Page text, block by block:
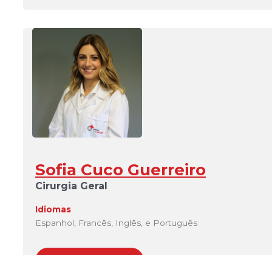
Sofia Cuco Guerreiro
Cirurgia Geral
Idiomas
Espanhol, Francês, Inglês, e Português